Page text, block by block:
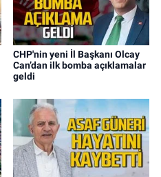
CHP'nin yeni İl Başkanı Olcay
Can’dan ilk bomba açıklamalar
geldi